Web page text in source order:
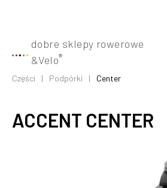
dobre sklepy rowerowe
&Velo®
Części Podpórki Center
ACCENT CENTER